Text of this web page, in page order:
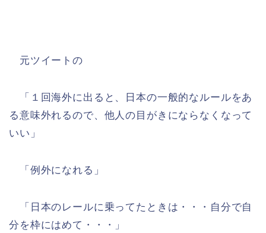
元ツイートの
「１回海外に出ると、日本の一般的なルールをあ
る意味外れるので、他人の目がきにならなくなって
いい」
「例外になれる」
「日本のレールに乗ってたときは・・・自分で自
分を枠にはめて・・・」